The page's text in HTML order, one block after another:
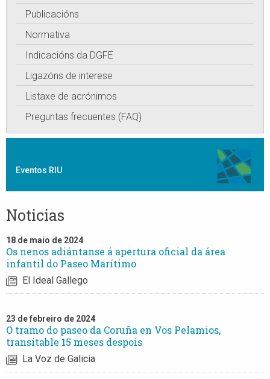
Publicacións
Normativa
Indicacións da DGFE
Ligazóns de interese
Listaxe de acrónimos
Preguntas frecuentes (FAQ)
Eventos RIU
Noticias
18 de maio de 2024
Os nenos adiántanse á apertura oficial da área
infantil do Paseo Marítimo
El Ideal Gallego
23 de febreiro de 2024
O tramo do paseo da Coruña en Vos Pelamios,
transitable 15 meses despois
La Voz de Galicia